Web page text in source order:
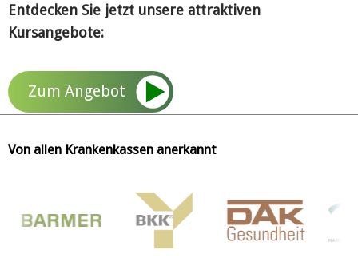
Entdecken Sie jetzt unsere attraktiven
Kursangebote:
Zum Angebot
Von allen Krankenkassen anerkannt